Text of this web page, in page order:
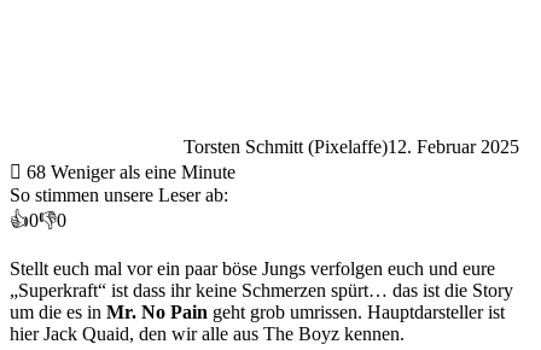
Torsten Schmitt (Pixelaffe)12. Februar 2025
68 Weniger als eine Minute
So stimmen unsere Leser ab:
👍0👎0
Stellt euch mal vor ein paar böse Jungs verfolgen euch und eure
„Superkraft“ ist dass ihr keine Schmerzen spürt… das ist die Story
um die es in Mr. No Pain geht grob umrissen. Hauptdarsteller ist
hier Jack Quaid, den wir alle aus The Boyz kennen.